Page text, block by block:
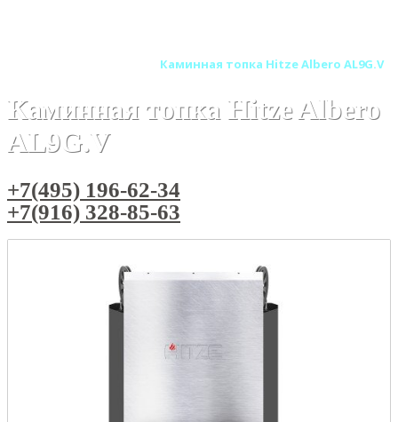
Каминная топка Hitze Albero AL9G.V
Каминная топка Hitze Albero
AL9G.V
+7(495) 196-62-34
+7(916) 328-85-63